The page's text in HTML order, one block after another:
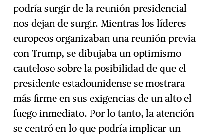
podría surgir de la reunión presidencial
nos dejan de surgir. Mientras los líderes
europeos organizaban una reunión previa
con Trump, se dibujaba un optimismo
cauteloso sobre la posibilidad de que el
presidente estadounidense se mostrara
más firme en sus exigencias de un alto el
fuego inmediato. Por lo tanto, la atención
se centró en lo que podría implicar un